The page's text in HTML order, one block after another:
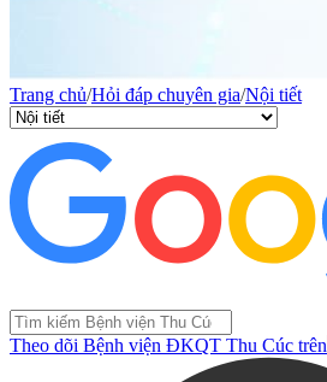
Trang chủ/Hỏi đáp chuyên gia/Nội tiết
Theo dõi Bệnh viện ĐKQT Thu Cúc trên